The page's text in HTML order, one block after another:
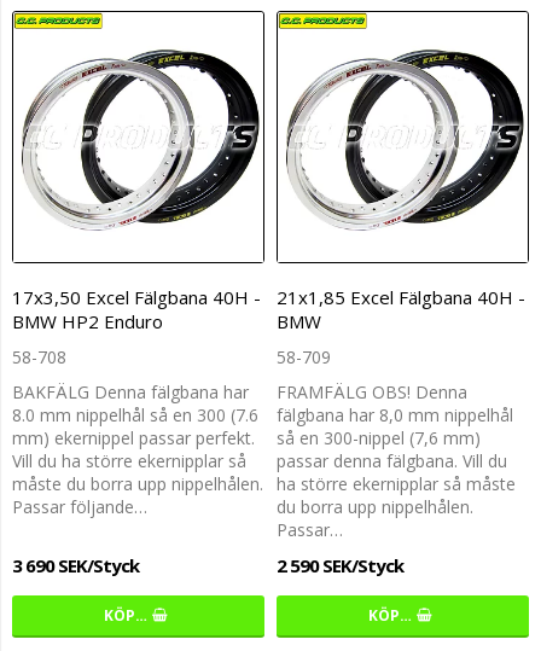
17x3,50 Excel Fälgbana 40H -
BMW HP2 Enduro
58-708
BAKFÄLG Denna fälgbana har
8.0 mm nippelhål så en 300 (7.6
mm) ekernippel passar perfekt.
Vill du ha större ekernipplar så
måste du borra upp nippelhålen.
Passar följande…
3 690 SEK/Styck
KÖP…
21x1,85 Excel Fälgbana 40H -
BMW
58-709
FRAMFÄLG OBS! Denna
fälgbana har 8,0 mm nippelhål
så en 300-nippel (7,6 mm)
passar denna fälgbana. Vill du
ha större ekernipplar så måste
du borra upp nippelhålen.
Passar…
2 590 SEK/Styck
KÖP…